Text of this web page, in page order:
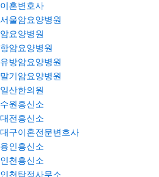
이혼변호사
서울암요양병원
암요양병원
항암요양병원
유방암요양병원
말기암요양병원
일산한의원
수원흥신소
대전흥신소
대구이혼전문변호사
용인흥신소
인천흥신소
인천탐정사무소